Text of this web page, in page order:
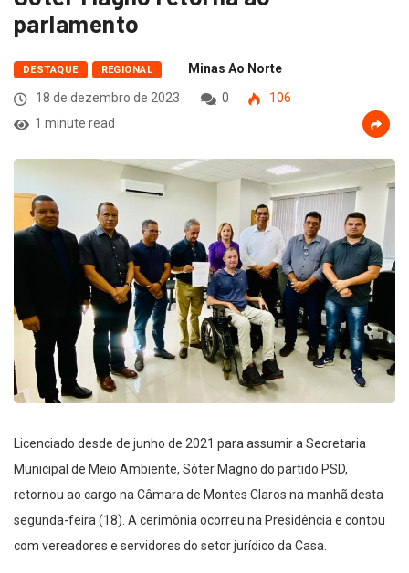
parlamento
DESTAQUE REGIONAL
Minas Ao Norte
18 de dezembro de 2023
0
106
1 minute read
Licenciado desde de junho de 2021 para assumir a Secretaria
Municipal de Meio Ambiente, Sóter Magno do partido PSD,
retornou ao cargo na Câmara de Montes Claros na manhã desta
segunda-feira (18). A cerimônia ocorreu na Presidência e contou
com vereadores e servidores do setor jurídico da Casa.